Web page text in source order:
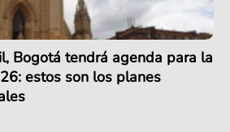
Bogotá tendrá agenda para la
estos son los planes